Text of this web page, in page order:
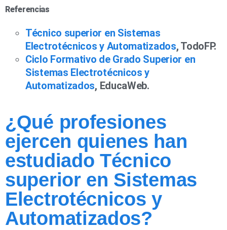
Referencias
Técnico superior en Sistemas
Electrotécnicos y Automatizados, TodoFP.
Ciclo Formativo de Grado Superior en
Sistemas Electrotécnicos y
Automatizados, EducaWeb.
¿Qué profesiones
ejercen quienes han
estudiado Técnico
superior en Sistemas
Electrotécnicos y
Automatizados?